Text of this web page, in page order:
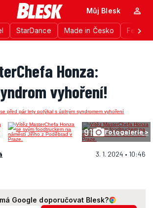
StarDance Made in Česko
Můj Blesk
Honza:
vyhoření!
91 Fotogalerie >
3. 1. 2024 • 10:46
Google doporučovat Blesk?